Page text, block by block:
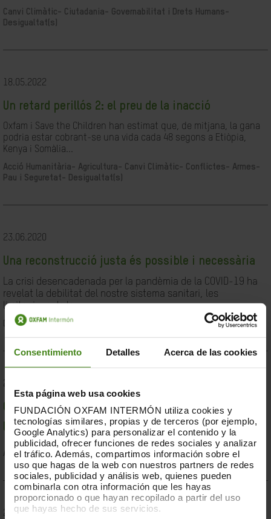
Consentimiento Detalles Acerca de las cookies
Esta página web usa cookies
FUNDACIÓN OXFAM INTERMÓN utiliza cookies y
tecnologías similares, propias y de terceros (por ejemplo,
Google Analytics) para personalizar el contenido y la
publicidad, ofrecer funciones de redes sociales y analizar
el tráfico. Además, compartimos información sobre el
uso que hagas de la web con nuestros partners de redes
sociales, publicidad y análisis web, quienes pueden
combinarla con otra información que les hayas
proporcionado o que hayan recopilado a partir del uso
que hayas hecho de sus servicios.
Canvi Climàtic-
Ciutadania- Governabilitat i Drets Humans-
Desigualtat(s)
18.05.2022
Un retard perillós 2: el preu de la inacció
Oxfam i Save the Children han estimat que, de mitjana, la gana
podria estar cobrant-se una vida cada 48 segons a Etiòpia,
Kenya i Somàlia...
Acció Humanitària- Agricultura- Canvi Climàtic-
Conflictes- Armes-
Pau i Seguretat-
Desigualtat(s)
23.06.2020
Una reconstrucció justa és possible i necessària
La crisi desencadenada per la pandèmia de la COVID-19 ha
revelat la debilitat del nostre sistema sanitari, les
limitacions de les...
Desigualtat(s)
23.07.2019
Compromesos o complaents: una resposta fallida a
la crisi per sequera a la Banya d'Àfrica de 2019
Acció Humanitària-Resiliència i Mitjans de Vida
28.03.2019